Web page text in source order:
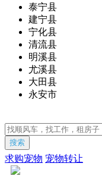
泰宁县
建宁县
宁化县
清流县
明溪县
尤溪县
大田县
永安市
搜索
求购宠物 宠物转让